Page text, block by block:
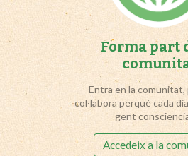
Forma part
Entra en la comunitat,
col·labora perquè cada
gent
Accedeix a la